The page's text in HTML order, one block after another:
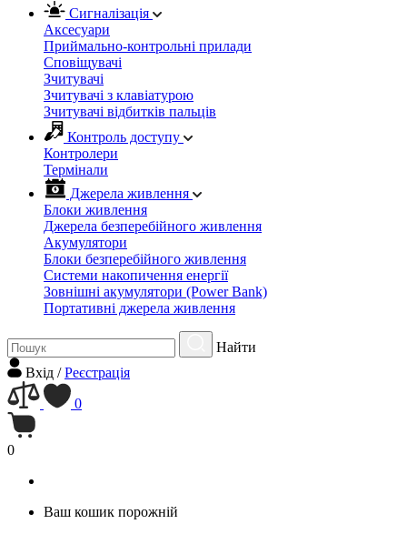
Сигналізація
Аксесуари
Приймально-контрольні прилади
Сповіщувачі
Зчитувачі
Зчитувачі з клавіатурою
Зчитувачі відбитків пальців
Контроль доступу
Контролери
Термінали
Джерела живлення
Блоки живлення
Джерела безперебійного живлення
Акумулятори
Блоки безперебійного живлення
Системи накопичення енергії
Зовнішні акумулятори (Power Bank)
Портативні джерела живлення
Найти
Вхiд /Реєстрація
0
0
Ваш кошик порожній